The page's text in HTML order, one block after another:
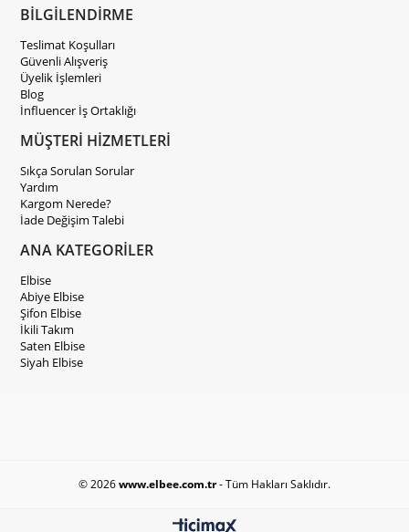
BİLGİLENDİRME
Teslimat Koşulları
Güvenli Alışveriş
Üyelik İşlemleri
Blog
İnfluencer İş Ortaklığı
MÜŞTERİ HİZMETLERİ
Sıkça Sorulan Sorular
Yardım
Kargom Nerede?
İade Değişim Talebi
ANA KATEGORİLER
Elbise
Abiye Elbise
Şifon Elbise
İkili Takım
Saten Elbise
Siyah Elbise
© 2026www.elbee.com.tr- Tüm Hakları Saklıdır.